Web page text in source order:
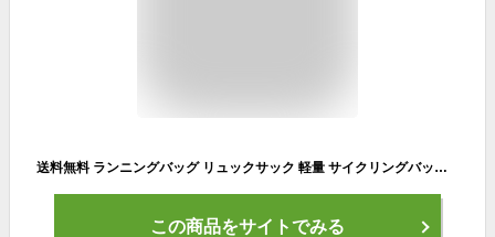
送料無料 ランニングバッグ リュックサック 軽量 サイクリングバッグ ウォーキングバッグ リュック ジョギング 5L 軽い 男女兼用 ユニセックス マラソン レース 登山 クライミング レディース メンズ 女性用 男性用 自転車
この商品をサイトでみる